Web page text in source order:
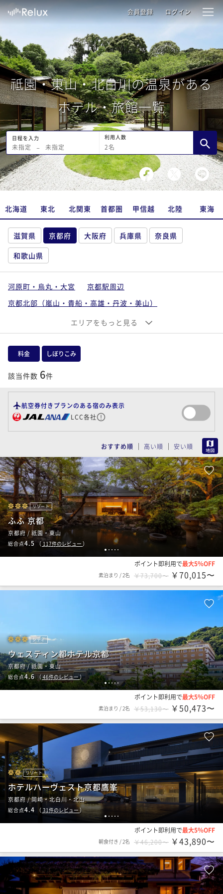
会員登録 ログイン
祗園・東山・北白川の温泉がある
ホテル・旅館一覧
日程を入力
未指定 − 未指定
利用人数
2名
北海道 東北 北関東 首都圏 甲信越 北陸 東海
滋賀県 京都府 大阪府 兵庫県
奈良県
和歌山県
河原町・烏丸・大宮
京都駅周辺
京都北部（嵐山・貴船・高雄・丹波・美山）
祗園・東山・北白川
京都南部（宇治・長岡京・山崎）
エリアをもっと見る
料金 しぼりこみ
該当件数 6件
航空券付きプランのある宿のみ表示
LCC各社
おすすめ順 高い順 安い順
1 2 3 4 5
リゾート
ふふ 京都
京都府 / 祇園・東山
総合点4.5（ 117件のレビュー ）
ポイント即利用で最大5％OFF
素泊まり /2名 ￥73,700〜 ￥70,015〜
12345
シティ
ウェスティン都ホテル京都
京都府 / 祇園・東山
総合点4.6（46件のレビュー）
ポイント即利用で最大5％OFF
素泊まり /2名 ￥53,130〜 ￥50,473〜
1 2 3 4 5
リゾート
ホテルハーヴェスト京都鷹峯
京都府 / 岡崎・北白川・北山
総合点4.4 （ 31件のレビュー）
ポイント即利用で最大5％OFF
朝食付き /2名 ￥46,200〜 ￥43,890〜